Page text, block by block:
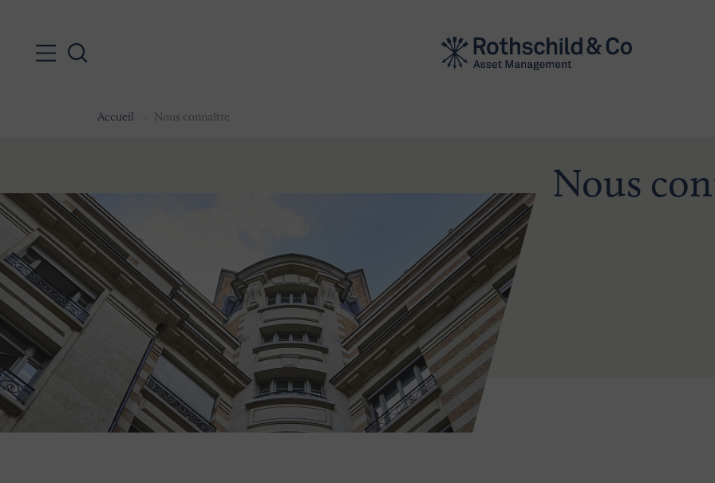
Accueil Nous connaître
Nous